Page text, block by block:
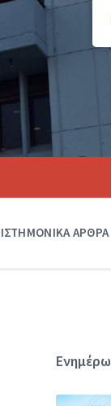
ΑΡΘΡΑ